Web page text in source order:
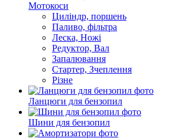
Мотокоси
Циліндр, поршень
Паливо, фільтра
Леска, Ножі
Редуктор, Вал
Запалювання
Стартер, Зчеплення
Різне
Ланцюги для бензопил
Шини для бензопил